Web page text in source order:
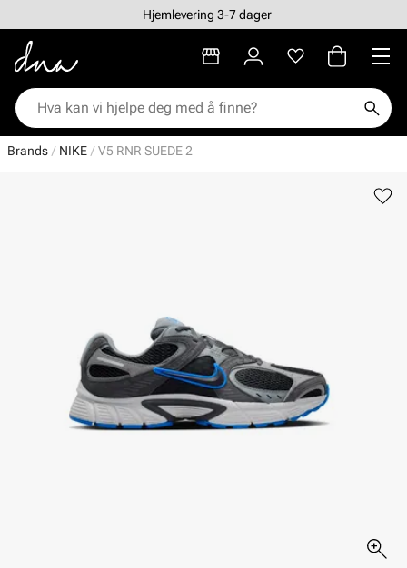
Hjemlevering 3-7 dager
Brands NIKE V5 RNR SUEDE 2